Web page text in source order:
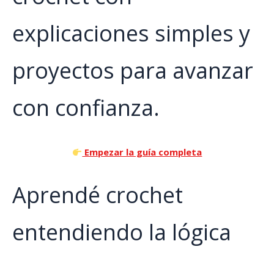
explicaciones simples y
proyectos para avanzar
con confianza.
Empezar la guía completa
Aprendé crochet
entendiendo la lógica